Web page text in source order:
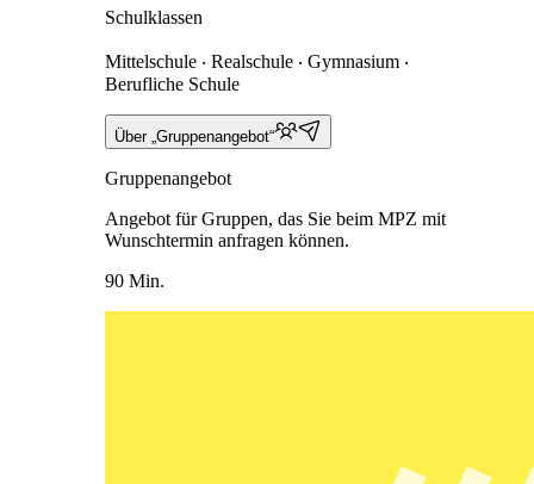
Schulklassen
Mittelschule ‧ Realschule ‧ Gymnasium ‧
Berufliche Schule
Über „Gruppenangebot“
Gruppenangebot
Angebot für Gruppen, das Sie beim MPZ mit
Wunschtermin anfragen können.
90 Min.